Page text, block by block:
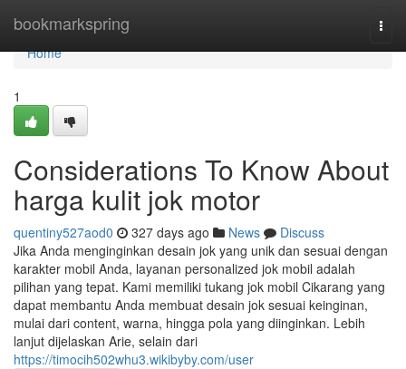
bookmarkspring
Home
Home
1
Considerations To Know About
harga kulit jok motor
quentiny527aod0 327 days ago News
Discuss
Jika Anda menginginkan desain jok yang unik dan sesuai dengan
karakter mobil Anda, layanan personalized jok mobil adalah
pilihan yang tepat. Kami memiliki tukang jok mobil Cikarang yang
dapat membantu Anda membuat desain jok sesuai keinginan,
mulai dari content, warna, hingga pola yang diinginkan. Lebih
lanjut dijelaskan Arie, selain dari
https://timocih502whu3.wikibyby.com/user